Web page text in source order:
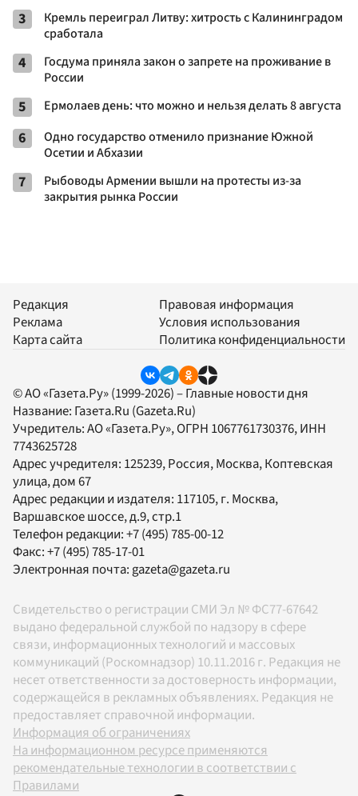
3
Кремль переиграл Литву: хитрость с Калининградом
сработала
4
Госдума приняла закон о запрете на проживание в
России
5 Ермолаев день: что можно и нельзя делать 8 августа
6
Одно государство отменило признание Южной
Осетии и Абхазии
7
Рыбоводы Армении вышли на протесты из-за
закрытия рынка России
Редакция
Реклама
Карта сайта
Правовая информация
Условия использования
Политика конфиденциальности
© АО «Газета.Ру» (1999-2026) – Главные новости дня
Название: Газета.Ru (Gazeta.Ru)
Учредитель:АО «Газета.Ру», ОГРН 1067761730376, ИНН
7743625728
Адрес учредителя: 125239, Россия, Москва, Коптевская
улица, дом 67
Адрес редакции и издателя: 117105, г. Москва,
Варшавское шоссе, д.9, стр.1
Телефон редакции:+7 (495) 785-00-12
Факс:+7 (495) 785-17-01
Электронная почта: gazeta@gazeta.ru
Свидетельство о регистрации СМИ Эл № ФС77-67642
выдано федеральной службой по надзору в сфере
связи, информационных технологий и массовых
коммуникаций (Роскомнадзор) 10.11.2016 г. Редакция не
несет ответственности за достоверность информации,
содержащейся в рекламных объявлениях. Редакция не
предоставляет справочной информации.
Информация об ограничениях
На информационном ресурсе применяются
рекомендательные технологии в соответствии с
Правилами